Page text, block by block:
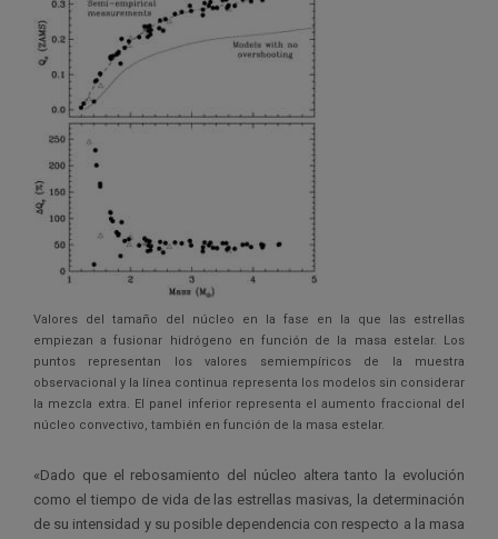
Valores del tamaño del núcleo en la fase en la que las estrellas
empiezan a fusionar hidrógeno en función de la masa estelar. Los
puntos representan los valores semiempíricos de la muestra
observacional y la línea continua representa los modelos sin considerar
la mezcla extra. El panel inferior representa el aumento fraccional del
núcleo convectivo, también en función de la masa estelar.
«Dado que el rebosamiento del núcleo altera tanto la evolución
como el tiempo de vida de las estrellas masivas, la determinación
de su intensidad y su posible dependencia con respecto a la masa